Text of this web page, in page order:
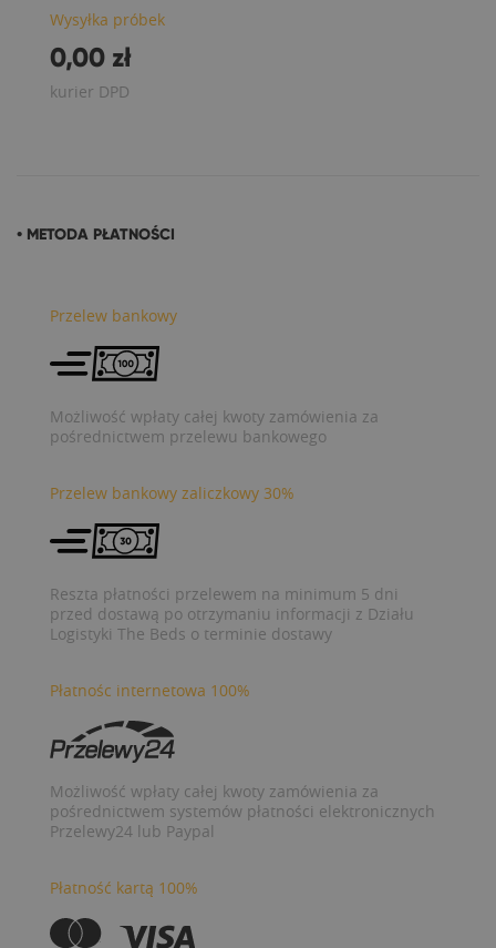
Wysyłka próbek
0,00 zł
kurier DPD
• METODA PŁATNOŚCI
Przelew bankowy
Możliwość wpłaty całej kwoty zamówienia za
pośrednictwem przelewu bankowego
Przelew bankowy zaliczkowy 30%
Reszta płatności przelewem na minimum 5 dni
przed dostawą po otrzymaniu informacji z Działu
Logistyki The Beds o terminie dostawy
Płatnośc internetowa 100%
Możliwość wpłaty całej kwoty zamówienia za
pośrednictwem systemów płatności elektronicznych
Przelewy24 lub Paypal
Płatność kartą 100%